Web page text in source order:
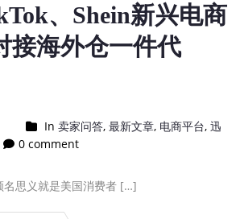
、Shein新兴电商
接海外仓一件代
In 卖家问答, 最新文章, 电商平台, 迅
0 comment
名思义就是美国消费者 […]